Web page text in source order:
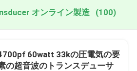
オンライン製造 (100)
60watt 33kの圧電気の要
の超音波のトランスデューサ